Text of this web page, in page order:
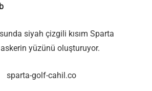
siyah çizgili kısım Sparta
yüzünü oluşturuyor.